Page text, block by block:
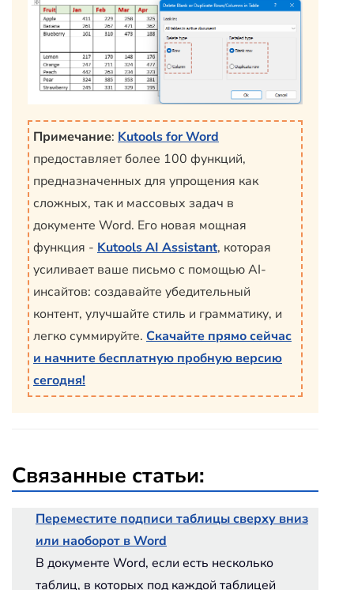
Примечание: Kutools for Word
предоставляет более 100 функций,
предназначенных для упрощения как
сложных, так и массовых задач в
документе Word. Его новая мощная
функция - Kutools AI Assistant, которая
усиливает ваше письмо с помощью AI-
инсайтов: создавайте убедительный
контент, улучшайте стиль и грамматику, и
легко суммируйте. Скачайте прямо сейчас
и начните бесплатную пробную версию
сегодня!
Связанные статьи:
Переместите подписи таблицы сверху вниз
или наоборот в Word
В документе Word, если есть несколько
таблиц, в которых под каждой таблицей